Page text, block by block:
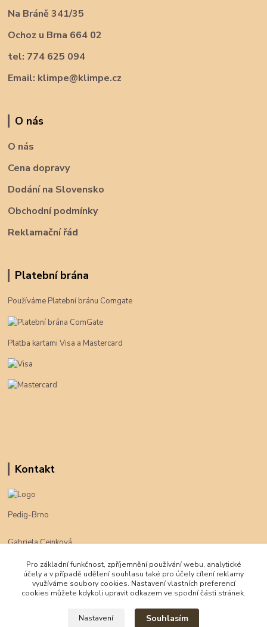
Na Bráně 341/35
Ochoz u Brna 664 02
tel: 774 625 094
Email: klimpe@klimpe.cz
O nás
O nás
Cena dopravy
Dodání na Slovensko
Obchodní podmínky
Reklamační řád
Platební brána
Používáme Platební bránu Comgate
Platba kartami Visa a Mastercard
Kontakt
Pedig-Brno
Gabriela Cejnková
klimpe@klimpe.cz
Pro základní funkčnost, zpříjemnění používání webu, analytické
účely a v případě udělení souhlasu také pro účely cílení reklamy
využíváme soubory cookies. Nastavení vlastních preferencí
cookies můžete kdykoli upravit odkazem ve spodní části stránek.
Nastavení Souhlasím